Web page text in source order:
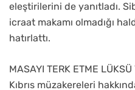
eleştirilerini de yanıtladı.
icraat makamı olmadığı
hatırlattı.
MASAYI TERK ETME LÜKSÜ
Kıbrıs müzakereleri